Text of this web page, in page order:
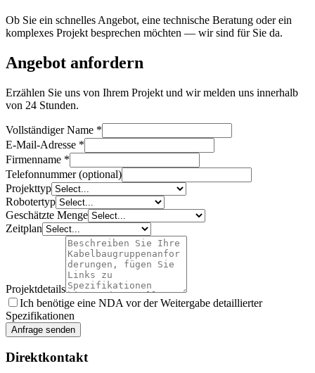
Ob Sie ein schnelles Angebot, eine technische Beratung oder ein
komplexes Projekt besprechen möchten — wir sind für Sie da.
Angebot anfordern
Erzählen Sie uns von Ihrem Projekt und wir melden uns innerhalb
von 24 Stunden.
Vollständiger Name *
E-Mail-Adresse *
Firmenname *
Telefonnummer (optional)
Projekttyp
Robotertyp
Geschätzte Menge
Zeitplan
Projektdetails
Ich benötige eine NDA vor der Weitergabe detaillierter
Spezifikationen
Anfrage senden
Direktkontakt